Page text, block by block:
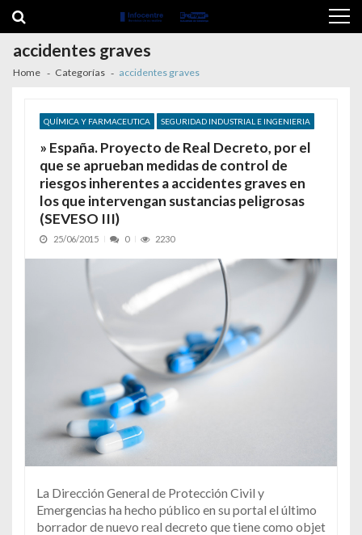
accidentes graves
Home Categorías accidentes graves
QUÍMICA Y FARMACEUTICA SEGURIDAD INDUSTRIAL E INGENIERIA
» España. Proyecto de Real Decreto, por el
que se aprueban medidas de control de
riesgos inherentes a accidentes graves en
los que intervengan sustancias peligrosas
(SEVESO III)
25/06/2015 0 2230
La Dirección General de Protección Civil y
Emergencias ha hecho público en su portal el último
borrador de nuevo real decreto que tiene como objet